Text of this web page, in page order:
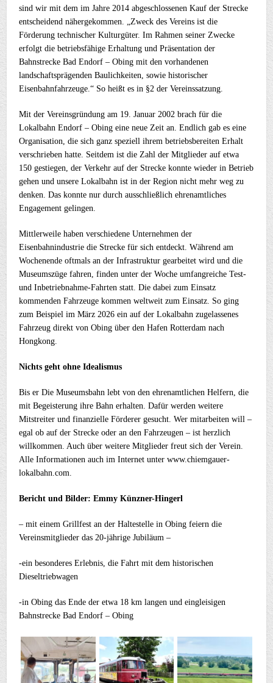
sind wir mit dem im Jahre 2014 abgeschlossenen Kauf der Strecke
entscheidend nähergekommen. „Zweck des Vereins ist die
Förderung technischer Kulturgüter. Im Rahmen seiner Zwecke
erfolgt die betriebsfähige Erhaltung und Präsentation der
Bahnstrecke Bad Endorf – Obing mit den vorhandenen
landschaftsprägenden Baulichkeiten, sowie historischer
Eisenbahnfahrzeuge.“ So heißt es in §2 der Vereinssatzung.
Mit der Vereinsgründung am 19. Januar 2002 brach für die
Lokalbahn Endorf – Obing eine neue Zeit an. Endlich gab es eine
Organisation, die sich ganz speziell ihrem betriebsbereiten Erhalt
verschrieben hatte. Seitdem ist die Zahl der Mitglieder auf etwa
150 gestiegen, der Verkehr auf der Strecke konnte wieder in Betrieb
gehen und unsere Lokalbahn ist in der Region nicht mehr weg zu
denken. Das konnte nur durch ausschließlich ehrenamtliches
Engagement gelingen.
Mittlerweile haben verschiedene Unternehmen der
Eisenbahnindustrie die Strecke für sich entdeckt. Während am
Wochenende oftmals an der Infrastruktur gearbeitet wird und die
Museumszüge fahren, finden unter der Woche umfangreiche Test-
und Inbetriebnahme-Fahrten statt. Die dabei zum Einsatz
kommenden Fahrzeuge kommen weltweit zum Einsatz. So ging
zum Beispiel im März 2026 ein auf der Lokalbahn zugelassenes
Fahrzeug direkt von Obing über den Hafen Rotterdam nach
Hongkong.
Nichts geht ohne Idealismus
Bis er Die Museumsbahn lebt von den ehrenamtlichen Helfern, die
mit Begeisterung ihre Bahn erhalten. Dafür werden weitere
Mitstreiter und finanzielle Förderer gesucht. Wer mitarbeiten will –
egal ob auf der Strecke oder an den Fahrzeugen – ist herzlich
willkommen. Auch über weitere Mitglieder freut sich der Verein.
Alle Informationen auch im Internet unter www.chiemgauer-
lokalbahn.com.
Bericht und Bilder: Emmy Künzner-Hingerl
– mit einem Grillfest an der Haltestelle in Obing feiern die
Vereinsmitglieder das 20-jährige Jubiläum –
-ein besonderes Erlebnis, die Fahrt mit dem historischen
Dieseltriebwagen
-in Obing das Ende der etwa 18 km langen und eingleisigen
Bahnstrecke Bad Endorf – Obing